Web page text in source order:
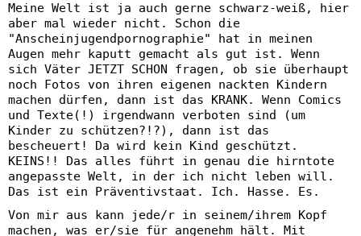
Meine Welt ist ja auch gerne schwarz-weiß, hier
aber mal wieder nicht. Schon die
"Anscheinjugendpornographie" hat in meinen
Augen mehr kaputt gemacht als gut ist. Wenn
sich Väter JETZT SCHON fragen, ob sie überhaupt
noch Fotos von ihren eigenen nackten Kindern
machen dürfen, dann ist das KRANK. Wenn Comics
und Texte(!) irgendwann verboten sind (um
Kinder zu schützen?!?), dann ist das
bescheuert! Da wird kein Kind geschützt.
KEINS!! Das alles führt in genau die hirntote
angepasste Welt, in der ich nicht leben will.
Das ist ein Präventivstaat. Ich. Hasse. Es.
Von mir aus kann jede/r in seinem/ihrem Kopf
machen, was er/sie für angenehm hält. Mit